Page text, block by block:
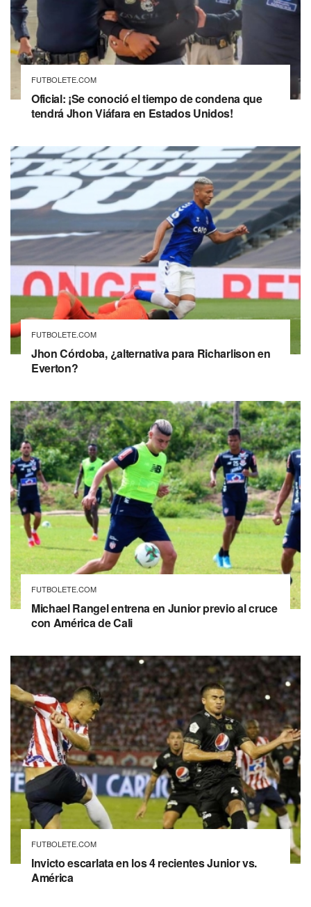
FUTBOLETE.COM
Oficial: ¡Se conoció el tiempo de condena que
tendrá Jhon Viáfara en Estados Unidos!
FUTBOLETE.COM
Jhon Córdoba, ¿alternativa para Richarlison en
Everton?
FUTBOLETE.COM
Michael Rangel entrena en Junior previo al cruce
con América de Cali
FUTBOLETE.COM
Invicto escarlata en los 4 recientes Junior vs.
América